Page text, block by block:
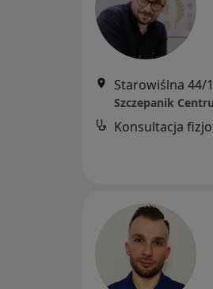
Starowiślna 44/
Szczepanik
Konsultacja